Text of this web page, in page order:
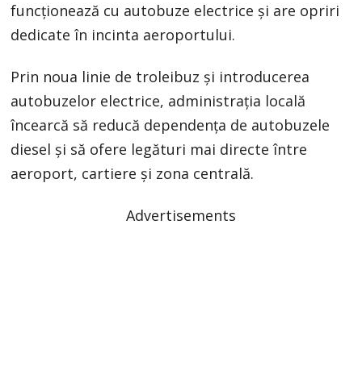
funcționează cu autobuze electrice și are opriri
dedicate în incinta aeroportului.
Prin noua linie de troleibuz și introducerea
autobuzelor electrice, administrația locală
încearcă să reducă dependența de autobuzele
diesel și să ofere legături mai directe între
aeroport, cartiere și zona centrală.
Advertisements